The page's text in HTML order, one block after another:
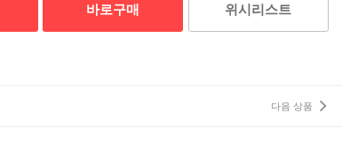
바로구매 위시리스트
다음 상품